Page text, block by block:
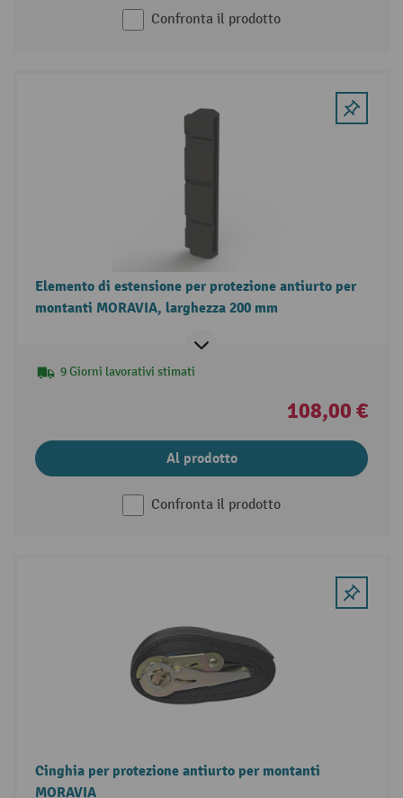
Confronta il prodotto
Elemento di estensione per protezione antiurto per
montanti MORAVIA, larghezza 200 mm
9 Giorni lavorativi stimati
108,00 €
Al prodotto
Confronta il prodotto
Cinghia per protezione antiurto per montanti
MORAVIA